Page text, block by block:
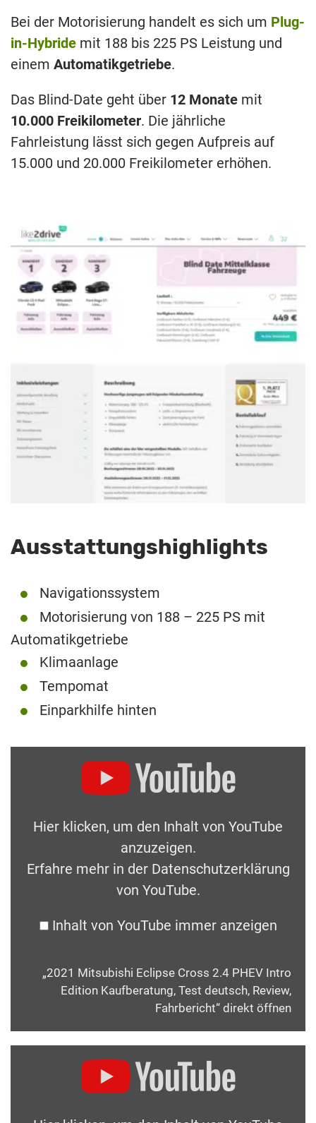
Bei der Motorisierung handelt es sich um Plug-
in-Hybride mit 188 bis 225 PS Leistung und
einem Automatikgetriebe.
Das Blind-Date geht über 12 Monate mit
10.000 Freikilometer. Die jährliche
Fahrleistung lässt sich gegen Aufpreis auf
15.000 und 20.000 Freikilometer erhöhen.
Ausstattungshighlights
Navigationssystem
Motorisierung von 188 – 225 PS mit
Automatikgetriebe
Klimaanlage
Tempomat
Einparkhilfe hinten
Hier klicken, um den Inhalt von YouTube
anzuzeigen.
Erfahre mehr in der Datenschutzerklärung
von YouTube.
Inhalt von YouTube immer anzeigen
„2021 Mitsubishi Eclipse Cross 2.4 PHEV Intro
Edition Kaufberatung, Test deutsch, Review,
Fahrbericht“ direkt öffnen